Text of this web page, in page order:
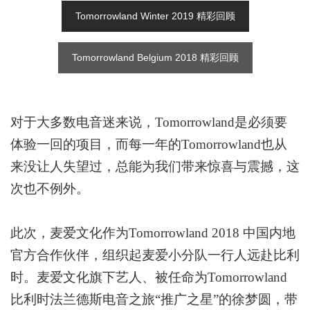
Tomorrowland Winter 2019 精彩回顾
Tomorrowland Belgium 2018 精彩回顾
对于大多数电音迷来说， Tomorrowland是必须要
体验一回的项目，而每一年的Tomorrowland也从
来没让人失望过，总能为我们带来惊喜与震撼，这
次也不例外。
此次，麦爱文化作为Tomorrowland 2018 中国内地
官方合作伙伴，组织起麦爱小分队一行人远赴比利
时。麦爱文化旗下艺人、 被任命为Tomorrowland
比利时法兰德斯电音之旅“推广之星”的徐梦圆，带